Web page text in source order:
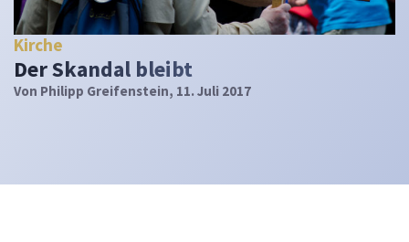
Kirche
Der Skandal bleibt
Von Philipp Greifenstein, 11. Juli 2017